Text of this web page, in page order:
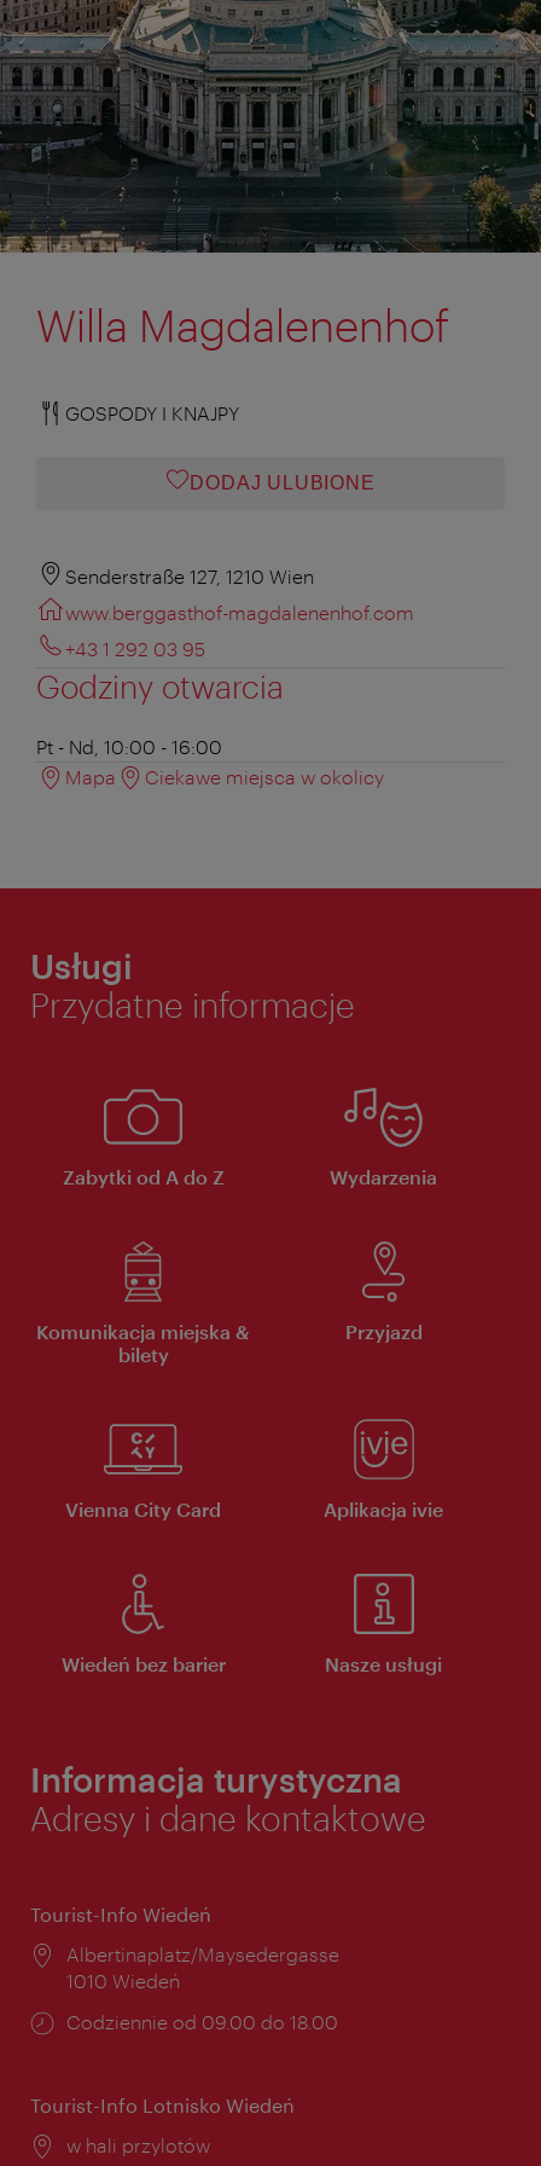
Willa Magdalenenhof
GOSPODY I KNAJPY
DODAJ ULUBIONE
Senderstraße 127, 1210 Wien
www.berggasthof-magdalenenhof.com
+43 1 292 03 95
Godziny otwarcia
Pt - Nd, 10:00 - 16:00
Mapa
Ciekawe miejsca w okolicy
Usługi
Przydatne informacje
Zabytki od A do Z Wydarzenia
Komunikacja miejska &
bilety
Przyjazd
Vienna City Card Aplikacja ivie
Wiedeń bez barier Nasze usługi
Informacja turystyczna
Adresy i dane kontaktowe
Tourist-Info Wiedeń
Miejsce:
Albertinaplatz/Maysedergasse
1010 Wiedeń
Godziny
Codziennie od 09.00 do 18.00
Tourist-Info Lotnisko Wiedeń
Miejsce:
w hali przylotów